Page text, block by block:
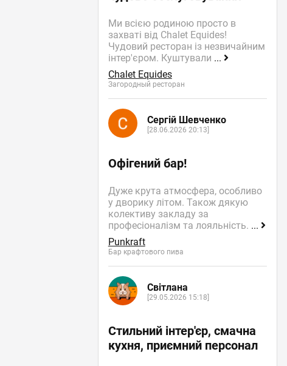
Ми всією родиною просто в
захваті від Chalet Equides!
Чудовий ресторан із незвичайним
інтер'єром. Куштували ...
Chalet Equides
Загородный ресторан
Сергій Шевченко
[28.06.2026 20:13]
Офігений бар!
Дуже крута атмосфера, особливо
у дворику літом. Також дякую
колективу закладу за
професіоналізм та лояльність. ...
Punkraft
Бар крафтового пива
Світлана
[29.05.2026 15:18]
Стильний інтер'єр, смачна
кухня, приємний персонал